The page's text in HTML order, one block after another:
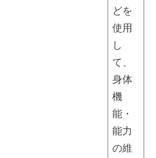
どを
使用
し
て、
身体
機
能・
能力
の維